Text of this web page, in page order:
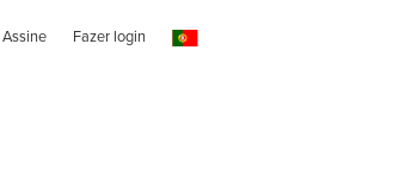
Assine Fazer login